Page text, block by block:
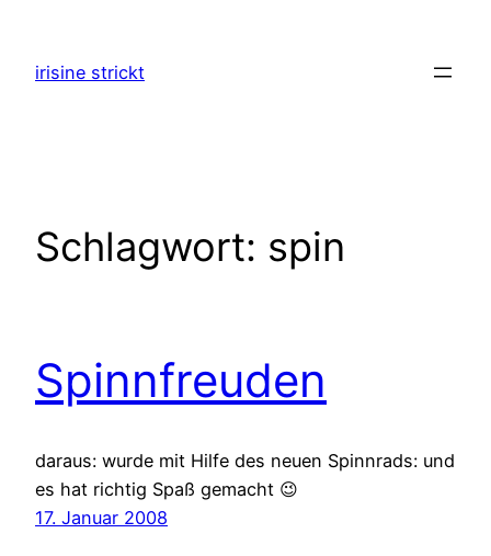
springen
irisine strickt
Schlagwort: spin
Spinnfreuden
daraus: wurde mit Hilfe des neuen Spinnrads: und
es hat richtig Spaß gemacht 😉
17. Januar 2008